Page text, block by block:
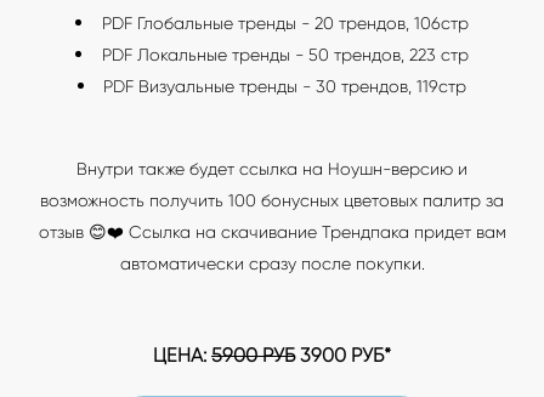
PDF Глобальные тренды - 20 трендов, 106стр
PDF Локальные тренды - 50 трендов, 223 стр
PDF Визуальные тренды - 30 трендов, 119стр
Внутри также будет ссылка на Ноушн-версию и
возможность получить 100 бонусных цветовых палитр за
отзыв 😊❤️ Ссылка на скачивание Трендпака придет вам
автоматически сразу после покупки.
ЦЕНА: 5900 РУБ3900 РУБ*